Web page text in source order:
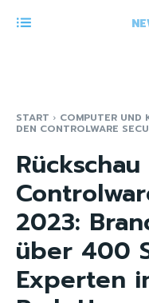
START COMPUTER UND
DEN CONTROLWARE
2023:
über 400
Experten